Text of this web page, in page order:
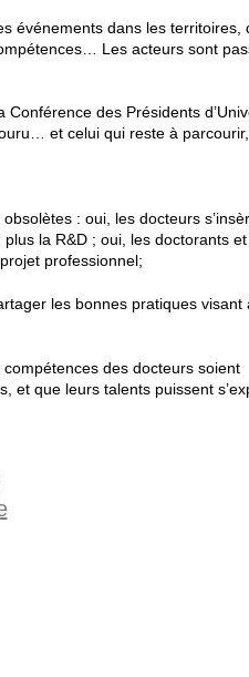
événements dans les territoires,
Les acteurs sont
Conférence des Présidents
et celui qui reste à
: oui, les docteurs
la R&D ; oui, les doctorants
professionnel;
les bonnes pratiques visant
des docteurs soient
et que leurs talents puissent